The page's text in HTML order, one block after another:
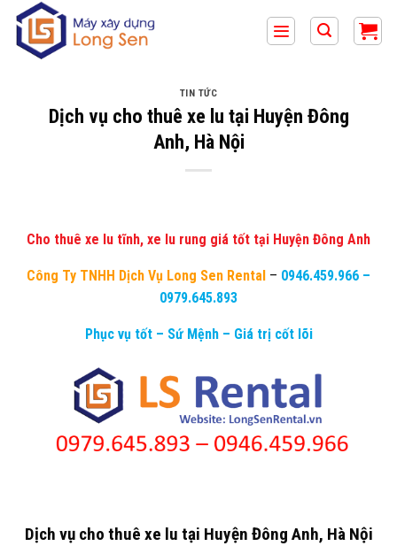
qua
TIN TỨC
Dịch vụ cho thuê xe lu tại Huyện Đông
Anh, Hà Nội
Cho thuê xe lu tĩnh, xe lu rung giá tốt tại Huyện Đông Anh
Công Ty TNHH Dịch Vụ Long Sen Rental – 0946.459.966 –
0979.645.893
Phục vụ tốt – Sứ Mệnh – Giá trị cốt lõi
Dịch vụ cho thuê xe lu tại Huyện Đông Anh, Hà Nội